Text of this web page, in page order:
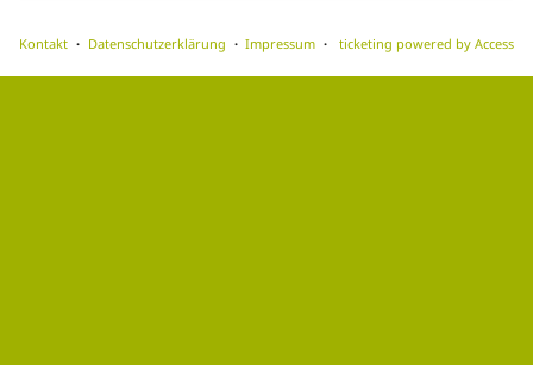
Kontakt Datenschutzerklärung Impressum ticketing powered by Access